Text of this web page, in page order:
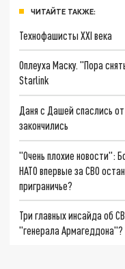
ЧИТАЙТЕ ТАКЖЕ:
Технофашисты XXI века
Оплеуха Маску. "Пора
Starlink
Даня с Дашей спаслись
закончились
"Очень плохие новости":
НАТО впервые за СВО
приграничье?
Три главных инсайда об
"генерала